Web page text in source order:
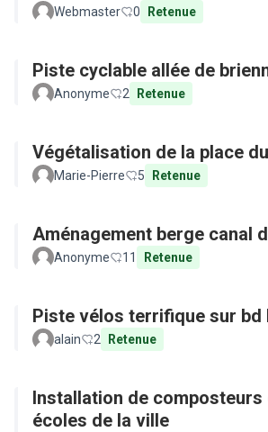
Webmaster 0 Retenue
Piste cyclable allée de
Anonyme 2 Retenue
Végétalisation de la place
Marie-Pierre 5 Retenue
Aménagement berge canal
Anonyme 11 Retenue
Piste vélos terrifique sur bd
alain 2 Retenue
Installation de composteurs
écoles de la ville